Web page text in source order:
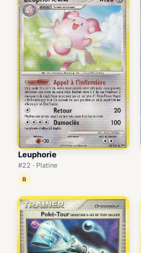
Leuphorie
#22 · Platine
R